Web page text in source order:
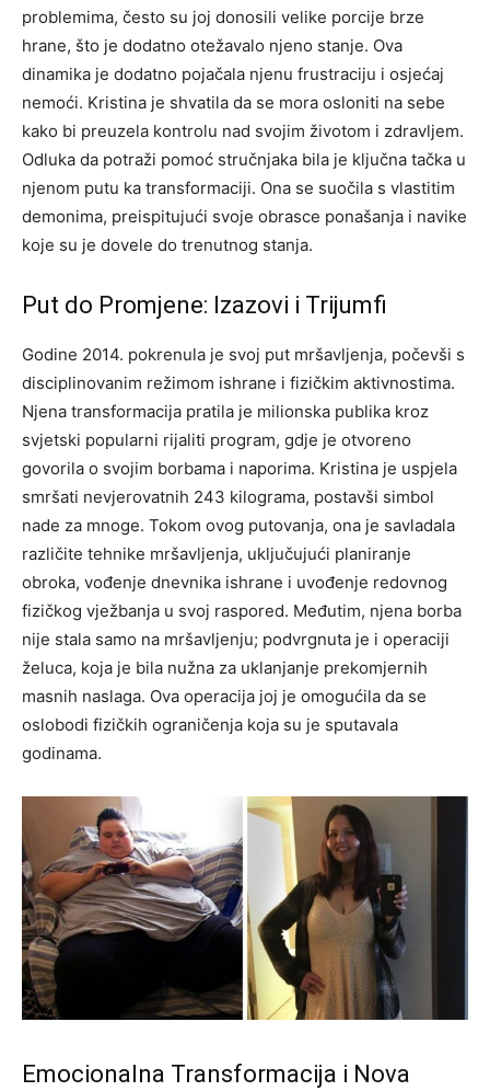
problemima, često su joj donosili velike porcije brze
hrane, što je dodatno otežavalo njeno stanje. Ova
dinamika je dodatno pojačala njenu frustraciju i osjećaj
nemoći. Kristina je shvatila da se mora osloniti na sebe
kako bi preuzela kontrolu nad svojim životom i zdravljem.
Odluka da potraži pomoć stručnjaka bila je ključna tačka u
njenom putu ka transformaciji. Ona se suočila s vlastitim
demonima, preispitujući svoje obrasce ponašanja i navike
koje su je dovele do trenutnog stanja.
Put do Promjene: Izazovi i Trijumfi
Godine 2014. pokrenula je svoj put mršavljenja, počevši s
disciplinovanim režimom ishrane i fizičkim aktivnostima.
Njena transformacija pratila je milionska publika kroz
svjetski popularni rijaliti program, gdje je otvoreno
govorila o svojim borbama i naporima. Kristina je uspjela
smršati nevjerovatnih 243 kilograma, postavši simbol
nade za mnoge. Tokom ovog putovanja, ona je savladala
različite tehnike mršavljenja, uključujući planiranje
obroka, vođenje dnevnika ishrane i uvođenje redovnog
fizičkog vježbanja u svoj raspored. Međutim, njena borba
nije stala samo na mršavljenju; podvrgnuta je i operaciji
želuca, koja je bila nužna za uklanjanje prekomjernih
masnih naslaga. Ova operacija joj je omogućila da se
oslobodi fizičkih ograničenja koja su je sputavala
godinama.
Emocionalna Transformacija i Nova